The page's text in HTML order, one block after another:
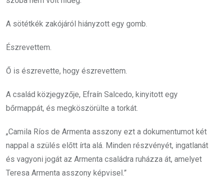
A sötétkék zakójáról hiányzott egy gomb.
Észrevettem.
Ő is észrevette, hogy észrevettem.
A család közjegyzője, Efraín Salcedo, kinyitott egy
bőrmappát, és megköszörülte a torkát.
„Camila Ríos de Armenta asszony ezt a dokumentumot két
nappal a szülés előtt írta alá. Minden részvényét, ingatlanát
és vagyoni jogát az Armenta családra ruházza át, amelyet
Teresa Armenta asszony képvisel.”